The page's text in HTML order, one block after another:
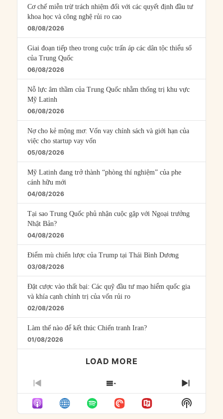
Cơ chế miễn trừ trách nhiệm đối với các quyết định đầu tư
khoa học và công nghệ rủi ro cao
08/08/2026
Giai đoạn tiếp theo trong cuộc trấn áp các dân tộc thiểu số
của Trung Quốc
06/08/2026
Nỗ lực âm thầm của Trung Quốc nhằm thống trị khu vực
Mỹ Latinh
06/08/2026
Nợ cho kẻ mộng mơ: Vốn vay chính sách và giới hạn của
việc cho startup vay vốn
05/08/2026
Mỹ Latinh đang trở thành “phòng thí nghiệm” của phe
cánh hữu mới
04/08/2026
Tại sao Trung Quốc phủ nhận cuộc gặp với Ngoại trưởng
Nhật Bản?
04/08/2026
Điểm mù chiến lược của Trump tại Thái Bình Dương
03/08/2026
Đặt cược vào thất bại: Các quỹ đầu tư mạo hiểm quốc gia
và khía cạnh chính trị của vốn rủi ro
02/08/2026
Làm thế nào để kết thúc Chiến tranh Iran?
01/08/2026
LOAD MORE
PREVIOUS
EPISODE
SHOW
EPISODES
LIST
NEXT
Show
Podcast